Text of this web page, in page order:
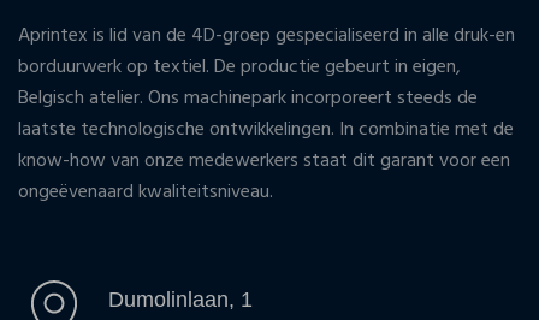
Aprintex is lid van de 4D-groep gespecialiseerd in alle druk-en
borduurwerk op textiel. De productie gebeurt in eigen,
Belgisch atelier. Ons machinepark incorporeert steeds de
laatste technologische ontwikkelingen. In combinatie met de
know-how van onze medewerkers staat dit garant voor een
ongeëvenaard kwaliteitsniveau.
Dumolinlaan, 1